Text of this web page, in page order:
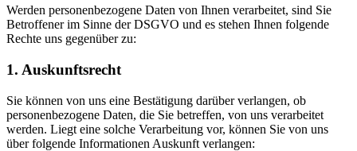
Werden personenbezogene Daten von Ihnen verarbeitet, sind Sie
Betroffener im Sinne der DSGVO und es stehen Ihnen folgende
Rechte uns gegenüber zu:
1. Auskunftsrecht
Sie können von uns eine Bestätigung darüber verlangen, ob
personenbezogene Daten, die Sie betreffen, von uns verarbeitet
werden. Liegt eine solche Verarbeitung vor, können Sie von uns
über folgende Informationen Auskunft verlangen: